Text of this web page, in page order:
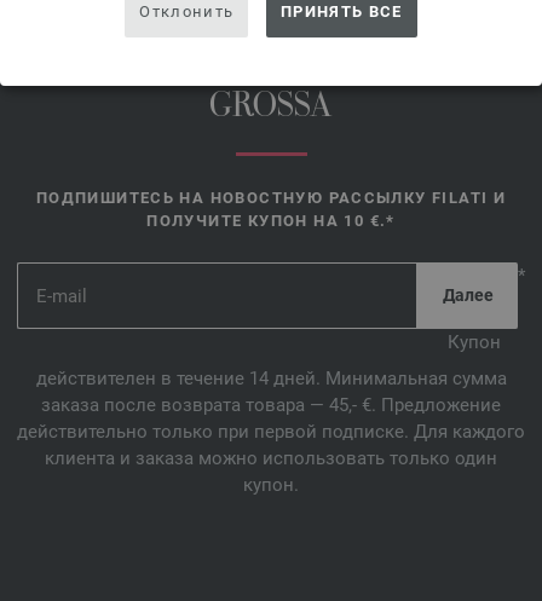
Отклонить ПРИНЯТЬ ВСЕ
ИНТЕРНЕТ-МАГАЗИН FILATI —
GROSSA
ПОДПИШИТЕСЬ НА НОВОСТНУЮ РАССЫЛКУ FILATI И
ПОЛУЧИТЕ КУПОН НА 10 €.*
*
Купон
действителен в течение 14 дней. Минимальная сумма
заказа после возврата товара — 45,- €. Предложение
действительно только при первой подписке. Для каждого
клиента и заказа можно использовать только один
купон.